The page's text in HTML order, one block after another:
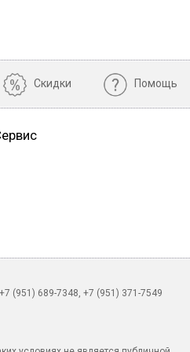
Скидки Помощь
(951) 689-7348, +7 (951) 371-7549